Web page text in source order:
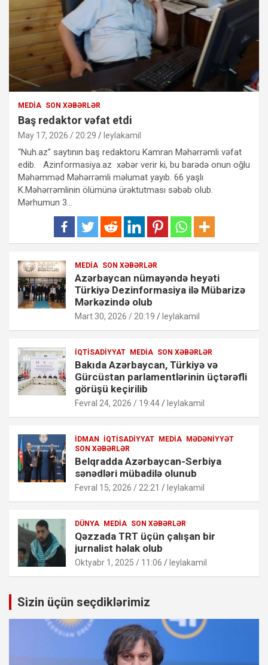
MEDIA SON XƏBƏRLƏR
Baş redaktor vəfat etdi
May 17, 2026 / 20:29 leylakamil
“Nuh.az” saytının baş redaktoru Kamran Məhərrəmli vəfat
edib. Azinformasiya.az xəbər verir ki, bu barədə onun oğlu
Məhəmməd Məhərrəmli məlumat yayıb. 66 yaşlı
K.Məhərrəmlinin ölümünə ürəktutması səbəb olub.
Mərhumun 3…
MEDIA SON XƏBƏRLƏR
Azərbaycan nümayəndə heyəti
Türkiyə Dezinformasiya ilə Mübarizə
Mərkəzində olub
Mart 30, 2026 / 20:19 leylakamil
İQTISADIYYAT MEDIA SON XƏBƏRLƏR
Bakıda Azərbaycan, Türkiyə və
Gürcüstan parlamentlərinin üçtərəfli
görüşü keçirilib
Fevral 24, 2026 / 19:44 leylakamil
İDMAN İQTISADIYYAT MEDIA MƏDƏNIYYƏT
SON XƏBƏRLƏR
Belqradda Azərbaycan-Serbiya
sənədləri mübadilə olunub
Fevral 15, 2026 / 22:21 leylakamil
DÜNYA MEDIA SON XƏBƏRLƏR
Qəzzada TRT üçün çalışan bir
jurnalist həlak olub
Oktyabr 1, 2025 / 11:06 leylakamil
Sizin üçün seçdiklərimiz